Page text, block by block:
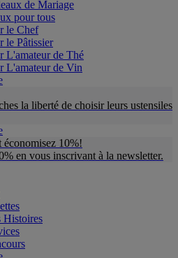
de Mariage
pour tous
le Chef
le Pâtissier
L'amateur de Thé
L'amateur de Vin
la liberté de choisir leurs ustensiles
économisez 10%!
en vous inscrivant à la newsletter.
Histoires